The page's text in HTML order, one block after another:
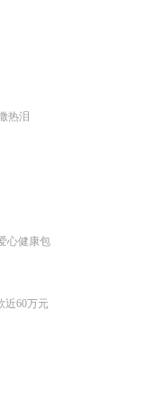
热泪
心健康包
近60万元